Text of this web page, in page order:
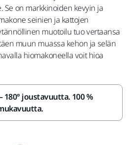
Se on markkinoiden kevyin ja
seinien ja kattojen
muotoilu tuo vertaansa
muun muassa kehon ja selän
hiomakoneella voit hioa
180° joustavuutta. 100 %